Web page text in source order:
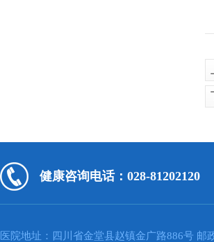
健康咨询电话：028-81202120
医院地址：四川省金堂县赵镇金广路886号 邮